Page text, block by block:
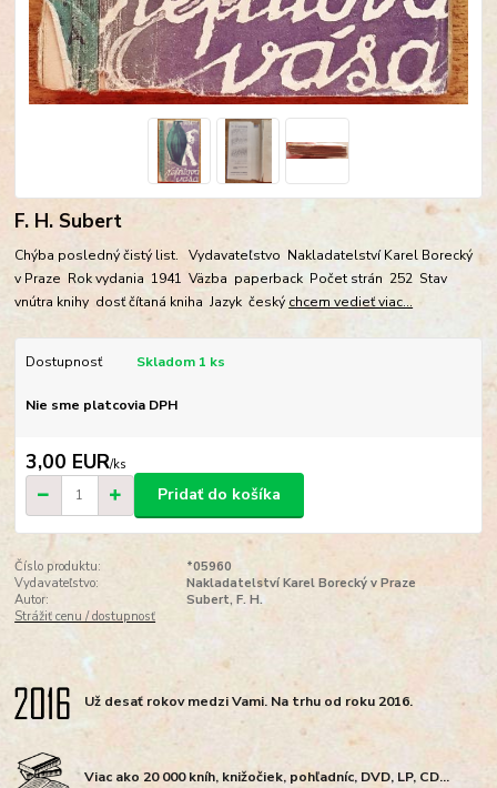
F. H. Subert
Chýba posledný čistý list. Vydavateľstvo Nakladatelství Karel Borecký
v Praze Rok vydania 1941 Väzba paperback Počet strán 252 Stav
vnútra knihy dosť čítaná kniha Jazyk český chcem vedieť viac...
Dostupnosť Skladom 1 ks
Nie sme platcovia DPH
3,00 EUR/ks
Pridať do košíka
Číslo produktu:
*05960
Vydavateľstvo:
Nakladatelství Karel Borecký v Praze
Autor:
Subert, F. H.
Strážiť cenu / dostupnosť
Už desať rokov medzi Vami. Na trhu od roku 2016.
Viac ako 20 000 kníh, knižočiek, pohľadníc, DVD, LP, CD...